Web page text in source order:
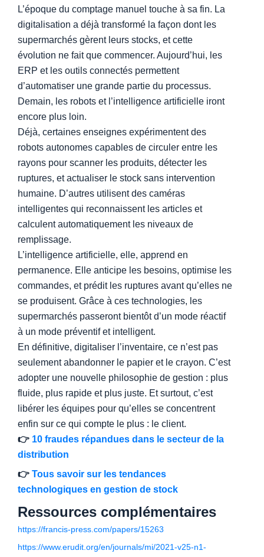
L’époque du comptage manuel touche à sa fin. La
digitalisation a déjà transformé la façon dont les
supermarchés gèrent leurs stocks, et cette
évolution ne fait que commencer. Aujourd’hui, les
ERP et les outils connectés permettent
d’automatiser une grande partie du processus.
Demain, les robots et l’intelligence artificielle iront
encore plus loin.
Déjà, certaines enseignes expérimentent des
robots autonomes capables de circuler entre les
rayons pour scanner les produits, détecter les
ruptures, et actualiser le stock sans intervention
humaine. D’autres utilisent des caméras
intelligentes qui reconnaissent les articles et
calculent automatiquement les niveaux de
remplissage.
L’intelligence artificielle, elle, apprend en
permanence. Elle anticipe les besoins, optimise les
commandes, et prédit les ruptures avant qu’elles ne
se produisent. Grâce à ces technologies, les
supermarchés passeront bientôt d’un mode réactif
à un mode préventif et intelligent.
En définitive, digitaliser l’inventaire, ce n’est pas
seulement abandonner le papier et le crayon. C’est
adopter une nouvelle philosophie de gestion : plus
fluide, plus rapide et plus juste. Et surtout, c’est
libérer les équipes pour qu’elles se concentrent
enfin sur ce qui compte le plus : le client.
👉 10 fraudes répandues dans le secteur de la
distribution
👉 Tous savoir sur les tendances
technologiques en gestion de stock
Ressources complémentaires
https://francis-press.com/papers/15263
https://www.erudit.org/en/journals/mi/2021-v25-n1-